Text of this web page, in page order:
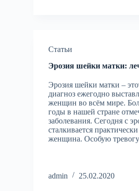
Статьи
Эрозия шейки матки:
Эрозия шейки матки –
диагноз ежегодно
женщин во всём мире.
годы в нашей стране
заболевания. Сегодня с
сталкивается
женщина. Особую
admin 25.02.2020